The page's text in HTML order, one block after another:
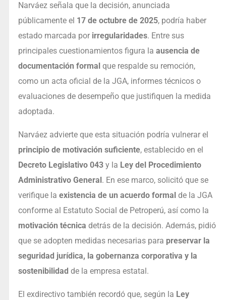
Narváez señala que la decisión, anunciada
públicamente el 17 de octubre de 2025, podría haber
estado marcada por irregularidades. Entre sus
principales cuestionamientos figura la ausencia de
documentación formal que respalde su remoción,
como un acta oficial de la JGA, informes técnicos o
evaluaciones de desempeño que justifiquen la medida
adoptada.
Narváez advierte que esta situación podría vulnerar el
principio de motivación suficiente, establecido en el
Decreto Legislativo 043y la Ley del Procedimiento
Administrativo General . En ese marco, solicitó que se
verifique la existencia de un acuerdo formal de la JGA
conforme al Estatuto Social de Petroperú, así como la
motivación técnica detrás de la decisión. Además, pidió
que se adopten medidas necesarias para preservar la
seguridad jurídica, la gobernanza corporativa y la
sostenibilidad de la empresa estatal.
El exdirectivo también recordó que, según la Ley